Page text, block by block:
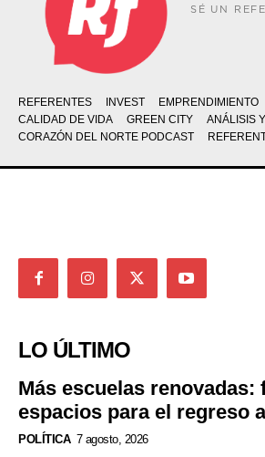
SÉ UN
REFERENTES INVEST EMPRENDIMIENTO
CALIDAD DE VIDA
GREEN CITY
ANÁLISIS
CORAZÓN DEL NORTE PODCAST
LO ÚLTIMO
Más escuelas renovadas:
espacios para el regreso
POLÍTICA 7 agosto, 2026